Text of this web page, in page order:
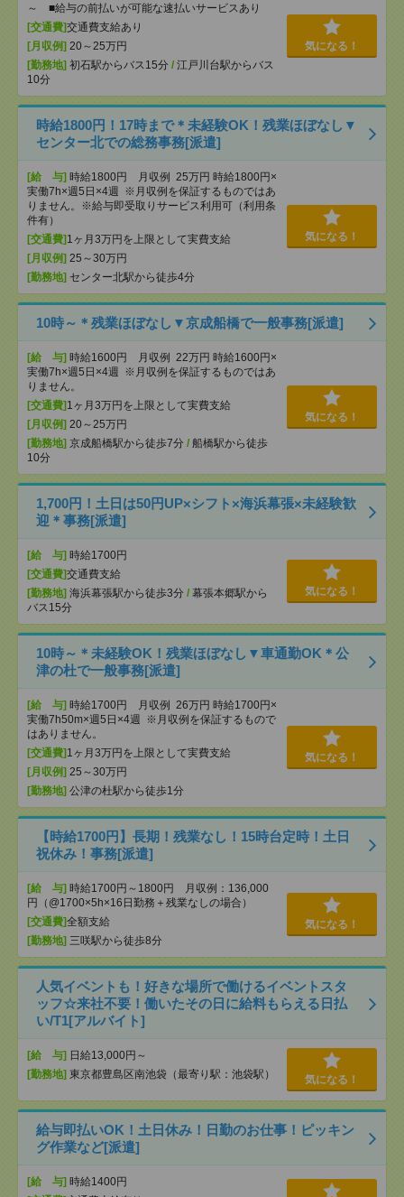
～ ■給与の前払いが可能な速払いサービスあり
[交通費]交通費支給あり
[月収例] 20～25万円
[勤務地] 初石駅からバス15分 / 江戸川台駅からバス
10分
気になる！
時給1800円！17時まで＊未経験OK！残業ほぼなし▼
センター北での総務事務[派遣]
[給 与] 時給1800円 月収例 25万円 時給1800円×
実働7h×週5日×4週 ※月収例を保証するものではあ
りません。※給与即受取りサービス利用可（利用条
件有）
[交通費] 1ヶ月3万円を上限として実費支給
[月収例] 25～30万円
[勤務地] センター北駅から徒歩4分
気になる！
10時～＊残業ほぼなし▼京成船橋で一般事務[派遣]
[給 与] 時給1600円 月収例 22万円 時給1600円×
実働7h×週5日×4週 ※月収例を保証するものではあ
りません。
[交通費] 1ヶ月3万円を上限として実費支給
[月収例] 20～25万円
[勤務地] 京成船橋駅から徒歩7分 / 船橋駅から徒歩
10分
気になる！
1,700円！土日は50円UP×シフト×海浜幕張×未経験歓
迎＊事務[派遣]
[給 与] 時給1700円
[交通費]交通費支給
[勤務地] 海浜幕張駅から徒歩3分 / 幕張本郷駅から
バス15分
気になる！
10時～＊未経験OK！残業ほぼなし▼車通勤OK＊公
津の杜で一般事務[派遣]
[給 与] 時給1700円 月収例 26万円 時給1700円×
実働7h50m×週5日×4週 ※月収例を保証するもので
はありません。
[交通費] 1ヶ月3万円を上限として実費支給
[月収例] 25～30万円
[勤務地] 公津の杜駅から徒歩1分
気になる！
【時給1700円】長期！残業なし！15時台定時！土日
祝休み！事務[派遣]
[給 与] 時給1700円～1800円 月収例：136,000
円（@1700×5h×16日勤務＋残業なしの場合）
[交通費]全額支給
[勤務地] 三咲駅から徒歩8分
気になる！
人気イベントも！好きな場所で働けるイベントスタ
ッフ☆来社不要！働いたその日に給料もらえる日払
い/T1[アルバイト]
[給 与] 日給13,000円～
[勤務地] 東京都豊島区南池袋（最寄り駅：池袋駅） 気になる！
給与即払いOK！土日休み！日勤のお仕事！ピッキン
グ作業など[派遣]
[給 与] 時給1400円